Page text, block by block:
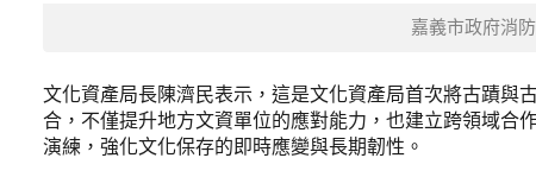
嘉義市政府消
文化資產局長陳濟民表示，這是文化資產局首次將古蹟與
合，不僅提升地方文資單位的應對能力，也建立跨領域合
演練，強化文化保存的即時應變與長期韌性。